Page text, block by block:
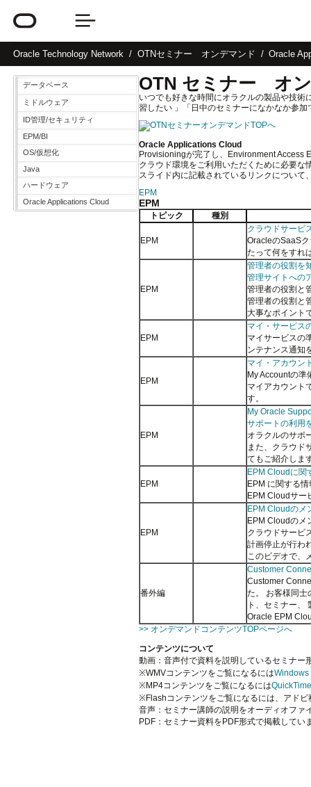
Oracle Technology Network OTNセミナー オンデマンド Oracle
データベース
ミドルウェア
ID管理/セキュリティ
EPM/BI
OS/仮想化
Java
ハードウェア
Oracle Applications Cloud
OTN セミナー オ
いつでも好きな時間にオラクルの製品や技
習したい 」「日中のセミナーになかなか参
Oracle Applications Cloud
Provisioningが完了し、Environment Access
クラウド環境をご利用いただくために必要な
スライド内に記載されているリンクについ
EPM
EPM
トピック 種別
EPM
クラウドサービ
OracleのSaaS
たって何をすれ
EPM
管理者の役割を
管理サイトへの
管理者の役割と
管理者の役割と
大事なポイント
EPM
マイ・サービス
マイサービスの
ンテナンス通知
EPM
マイ・アカウン
My Accountの準
マイアカウント
す。
EPM
My Oracle
サポートの利用
オラクルのサポ
また、クラウド
てもご紹介しま
EPM
EPM Cloudに関
EPM に関する
EPM Cloudサー
EPM
EPM Cloudのメ
EPM Cloudのメ
クラウドサービ
計画停止が行わ
このビデオで、
番外編
Customer
Customer
た。 お客様同士
ト、セミナー、
Oracle EPM
>> オンデマンドコンテンツTOPページへ
コンテンツについて
動画：音声付で資料を説明しているセミナー
※WMVコンテンツをご覧になるにはWindows
※MP4コンテンツをご覧になるには
※Flashコンテンツをご覧になるには、アドビ
音声：セミナー講師の説明をオーディオファ
PDF：セミナー資料をPDF形式で掲載してい